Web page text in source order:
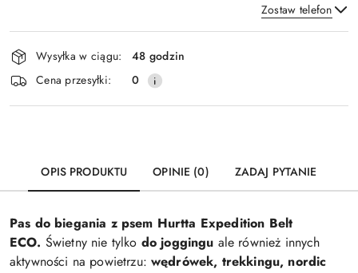
Zostaw telefon
Wyślij
Dostępność
i
dostawa
Wysyłka w ciągu:
48 godzin
Cena przesyłki:
0
OPIS PRODUKTU OPINIE (0) ZADAJ PYTANIE
Pas do biegania z psem Hurtta Expedition Belt
ECO. Świetny nie tylko do joggingu ale również innych
aktywności na powietrzu: wędrówek, trekkingu, nordic